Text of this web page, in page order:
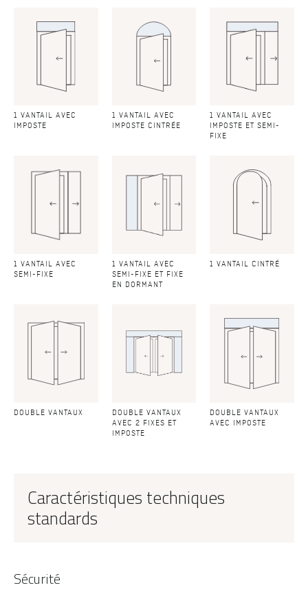
1 VANTAIL AVEC
IMPOSTE
1 VANTAIL AVEC
IMPOSTE CINTRÉE
1 VANTAIL AVEC
IMPOSTE ET SEMI-
FIXE
1 VANTAIL AVEC
SEMI-FIXE
1 VANTAIL AVEC
SEMI-FIXE ET FIXE
EN DORMANT
1 VANTAIL CINTRÉ
DOUBLE VANTAUX
DOUBLE VANTAUX
AVEC 2 FIXES ET
IMPOSTE
DOUBLE VANTAUX
AVEC IMPOSTE
Caractéristiques techniques
standards
Sécurité